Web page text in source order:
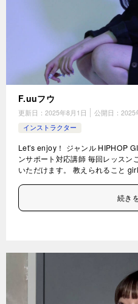
F.uuフウ
更新日： 2025年8月1日 公開日： 2025
インストラクター
Let’s enjoy！ ジャンル HIPHOP
ンサポート対応講師 毎回レッスン
いただけます。 教えられること
続き